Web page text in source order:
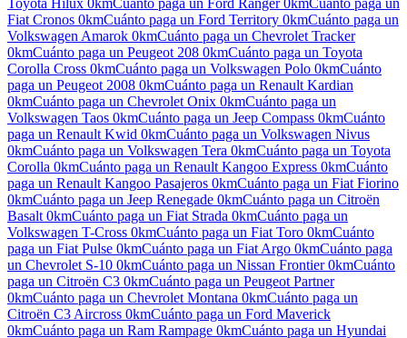
Fiat Cronos 0kmCuánto paga un Ford Territory 0kmCuánto paga un
Volkswagen Amarok 0kmCuánto paga un Chevrolet Tracker
0kmCuánto paga un Peugeot 208 0kmCuánto paga un Toyota
Corolla Cross 0kmCuánto paga un Volkswagen Polo 0kmCuánto
paga un Peugeot 2008 0kmCuánto paga un Renault Kardian
0kmCuánto paga un Chevrolet Onix 0kmCuánto paga un
Volkswagen Taos 0kmCuánto paga un Jeep Compass 0kmCuánto
paga un Renault Kwid 0kmCuánto paga un Volkswagen Nivus
0kmCuánto paga un Volkswagen Tera 0kmCuánto paga un Toyota
Corolla 0kmCuánto paga un Renault Kangoo Express 0kmCuánto
paga un Renault Kangoo Pasajeros 0kmCuánto paga un Fiat Fiorino
0kmCuánto paga un Jeep Renegade 0kmCuánto paga un Citroën
Basalt 0kmCuánto paga un Fiat Strada 0kmCuánto paga un
Volkswagen T-Cross 0kmCuánto paga un Fiat Toro 0kmCuánto
paga un Fiat Pulse 0kmCuánto paga un Fiat Argo 0kmCuánto paga
un Chevrolet S-10 0kmCuánto paga un Nissan Frontier0kmCuánto
paga un Citroën C3 0kmCuánto paga un Peugeot Partner
0kmCuánto paga un Chevrolet Montana 0kmCuánto paga un
Citroën C3 Aircross 0kmCuánto paga un Ford Maverick
0kmCuánto paga un Ram Rampage 0kmCuánto paga un Hyundai